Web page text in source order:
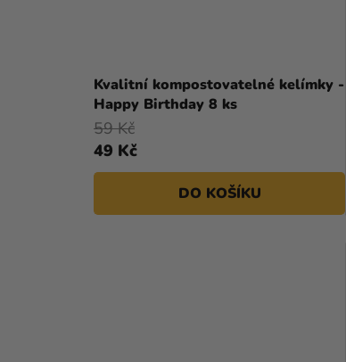
Kvalitní kompostovatelné kelímky -
Happy Birthday 8 ks
49 Kč
59 Kč
DO KOŠÍKU